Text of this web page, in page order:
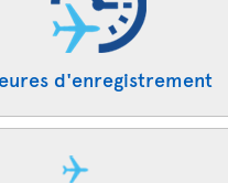
d'enregistrement